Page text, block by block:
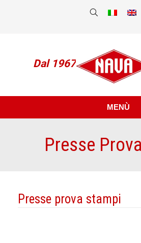
Dal 1967
MENÙ
Presse
Presse prova stampi